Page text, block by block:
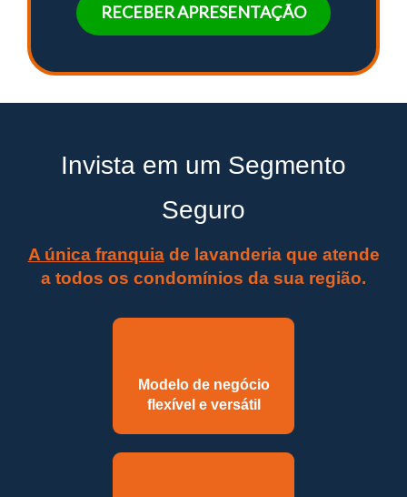
RECEBER APRESENTAÇÃO
Invista em um Segmento
Seguro
A única franquiade lavanderia que atende
a todos os condomínios da sua região.
Modelo de negócio
flexível e versátil